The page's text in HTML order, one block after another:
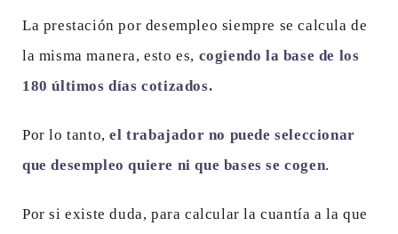
La prestación por desempleo siempre se calcula de
la misma manera, esto es, cogiendo la base de los
180 últimos días cotizados.
Por lo tanto,el trabajador no puede seleccionar
que desempleo quiere ni que bases se cogen.
Por si existe duda, para calcular la cuantía a la que